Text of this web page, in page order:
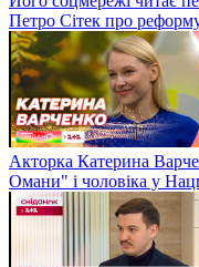
Петро Сітек про
Акторка Катерина
Омани" і чоловіка у